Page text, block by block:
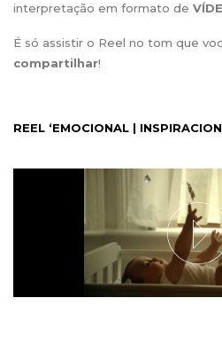
interpretação em formato de
É só assistir o Reel no tom que
compartilhar!
REEL ‘EMOCIONAL |